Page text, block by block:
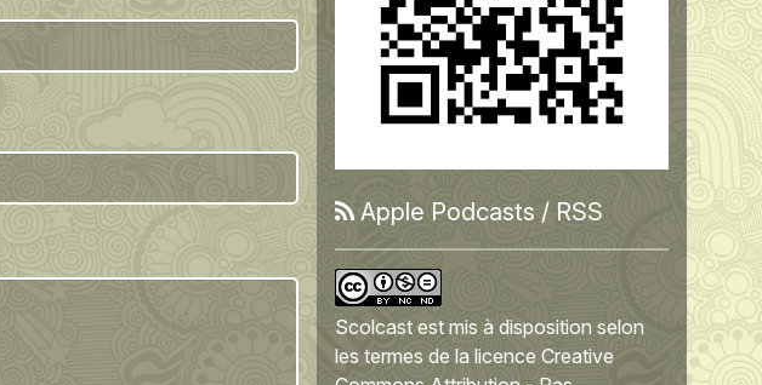
Apple Podcasts / RSS
Scolcast est mis à disposition selon
les termes de la licence Creative